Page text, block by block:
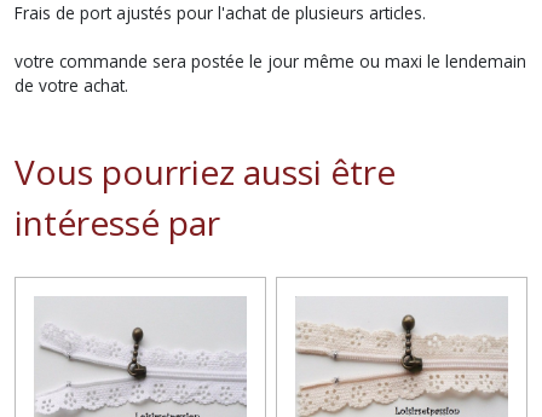
Frais de port ajustés pour l'achat de plusieurs articles.
votre commande sera postée le jour même ou maxi le lendemain
de votre achat.
Vous pourriez aussi être
intéressé par